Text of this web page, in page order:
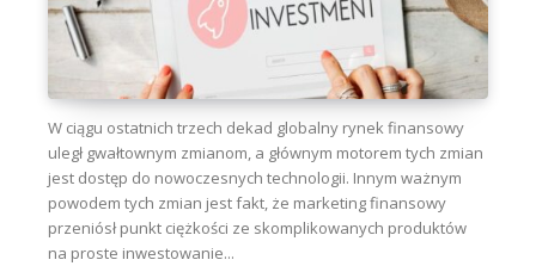
W ciągu ostatnich trzech dekad globalny rynek finansowy
uległ gwałtownym zmianom, a głównym motorem tych zmian
jest dostęp do nowoczesnych technologii. Innym ważnym
powodem tych zmian jest fakt, że marketing finansowy
przeniósł punkt ciężkości ze skomplikowanych produktów
na proste inwestowanie...